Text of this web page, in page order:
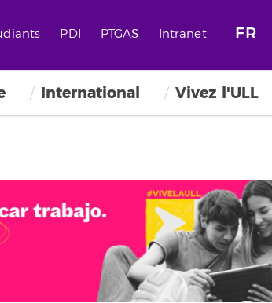
PDI PTGAS Intranet FR
International Vivez l'ULL